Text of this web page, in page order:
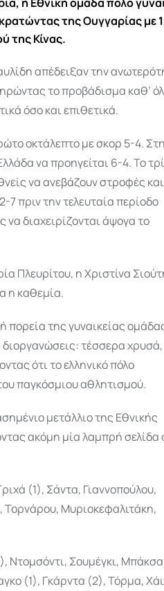
της Ουγγαρίας με
της Κίνας.
απέδειξαν την
το προβάδισμα καθ’
όσο και επιθετικά.
οκτάλεπτο με σκορ 5-4. Στη
να προηγείται 6-4. Το
να ανεβάζουν στροφές
7 πριν την τελευταία περίοδο
να διαχειρίζονται άψογα το
Πλευρίτου, η Χριστίνα
η καθεμία.
πορεία της γυναικείας
διοργανώσεις: τέσσερα χρυσά,
ότι το ελληνικό πόλο
παγκόσμιου αθλητισμού.
μετάλλιο της Εθνικής
ακόμη μία λαμπρή σελίδα
(1), Σάντα, Γιαννοπούλου,
Τορνάρου, Μυριοκεφαλιτάκη,
Ντομσόντι, Σουμέγκι,
(1), Γκάρντα (2), Τόρμα,